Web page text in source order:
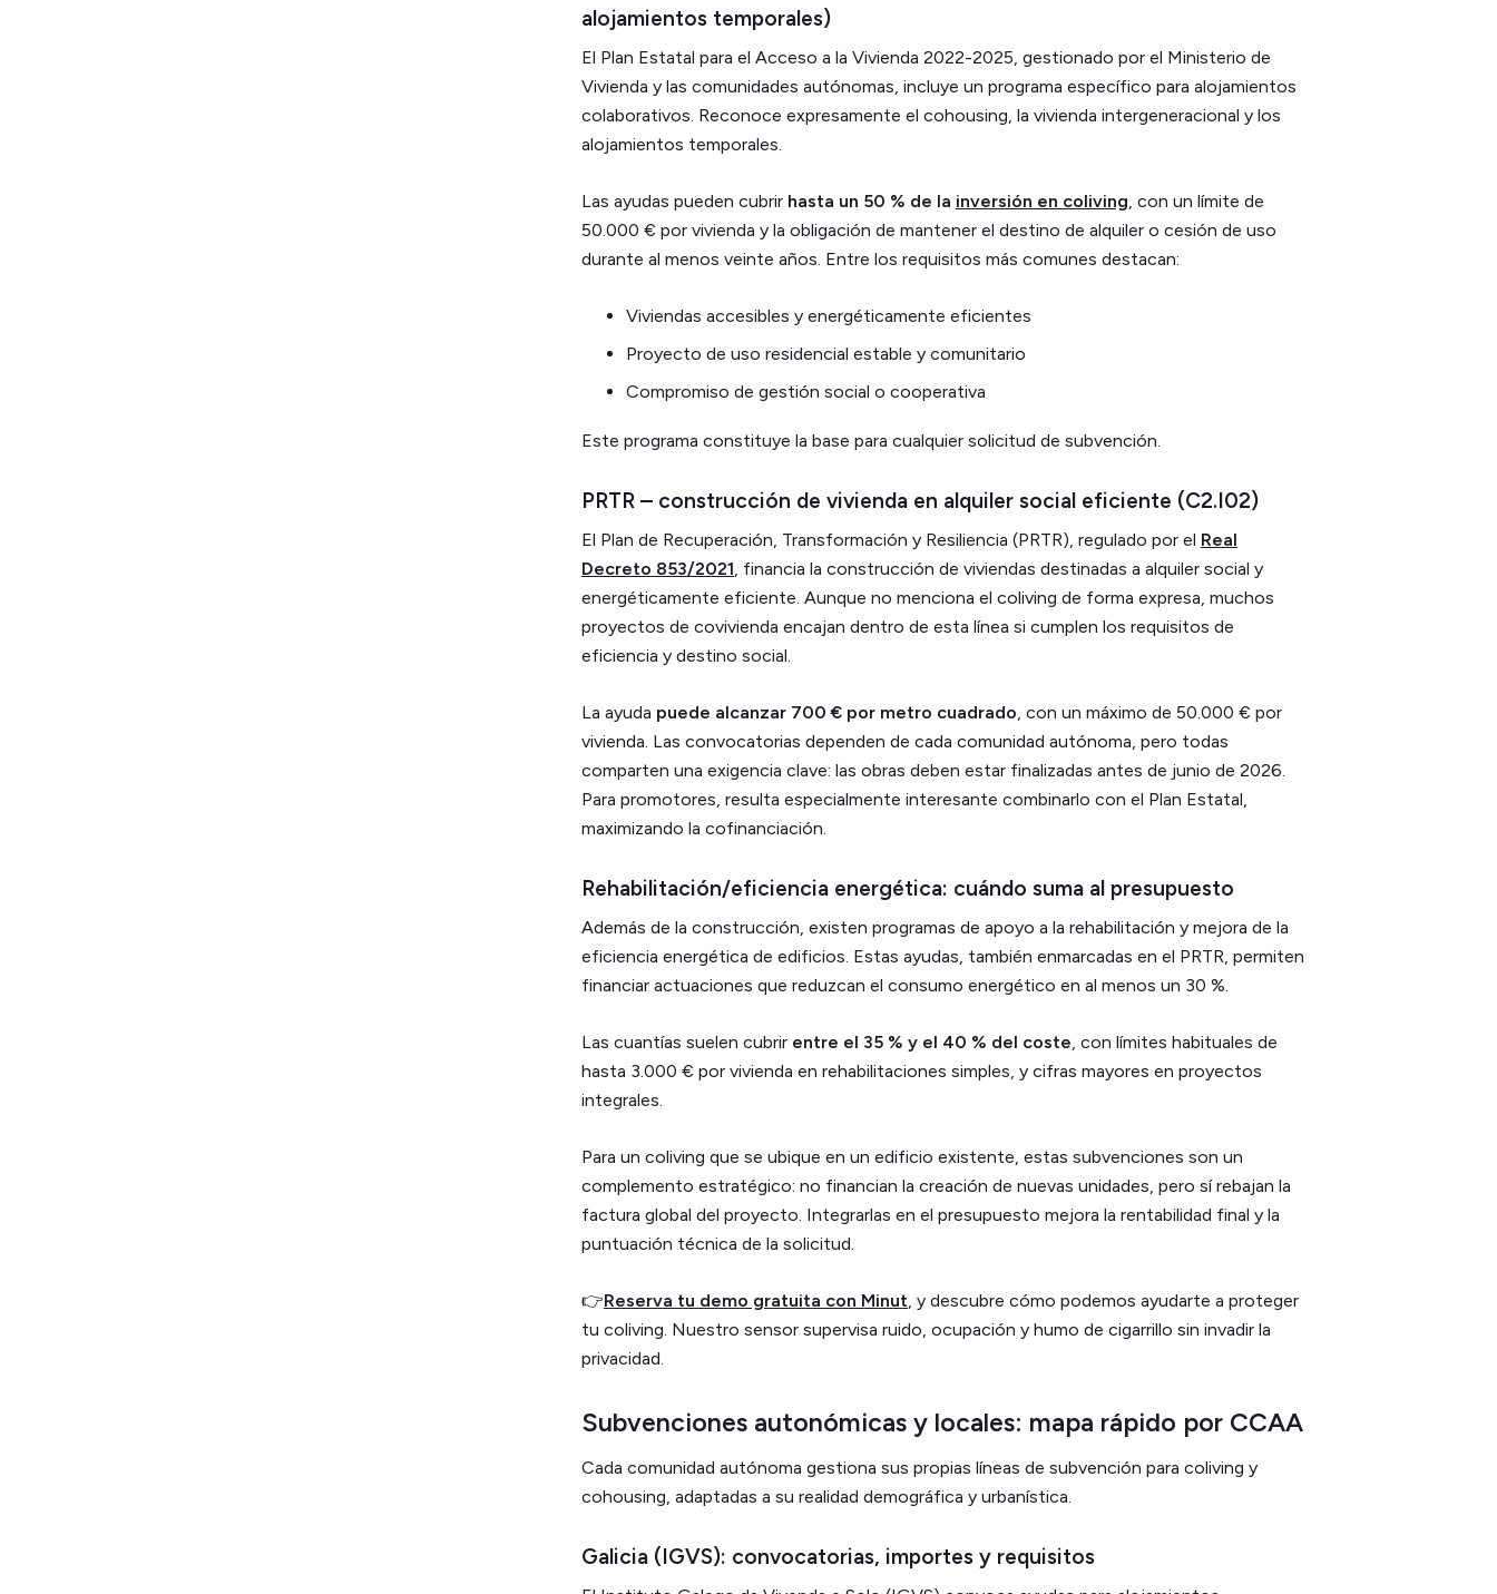
alojamientos temporales)
El Plan Estatal para el Acceso a la Vivienda 2022-2025, gestionado por el Ministerio de
Vivienda y las comunidades autónomas, incluye un programa específico para alojamientos
colaborativos. Reconoce expresamente el cohousing, la vivienda intergeneracional y los
alojamientos temporales.
Las ayudas pueden cubrir hasta un 50 % de la inversión en coliving, con un límite de
50.000 € por vivienda y la obligación de mantener el destino de alquiler o cesión de uso
durante al menos veinte años. Entre los requisitos más comunes destacan:
Viviendas accesibles y energéticamente eficientes
Proyecto de uso residencial estable y comunitario
Compromiso de gestión social o cooperativa
Este programa constituye la base para cualquier solicitud de subvención.
PRTR – construcción de vivienda en alquiler social eficiente (C2.I02)
El Plan de Recuperación, Transformación y Resiliencia (PRTR), regulado por el Real
Decreto 853/2021, financia la construcción de viviendas destinadas a alquiler social y
energéticamente eficiente. Aunque no menciona el coliving de forma expresa, muchos
proyectos de covivienda encajan dentro de esta línea si cumplen los requisitos de
eficiencia y destino social.
La ayuda puede alcanzar 700 € por metro cuadrado, con un máximo de 50.000 € por
vivienda. Las convocatorias dependen de cada comunidad autónoma, pero todas
comparten una exigencia clave: las obras deben estar finalizadas antes de junio de 2026.
Para promotores, resulta especialmente interesante combinarlo con el Plan Estatal,
maximizando la cofinanciación.
Rehabilitación/eficiencia energética: cuándo suma al presupuesto
Además de la construcción, existen programas de apoyo a la rehabilitación y mejora de la
eficiencia energética de edificios. Estas ayudas, también enmarcadas en el PRTR, permiten
financiar actuaciones que reduzcan el consumo energético en al menos un 30 %.
Las cuantías suelen cubrir entre el 35 % y el 40 % del coste, con límites habituales de
hasta 3.000 € por vivienda en rehabilitaciones simples, y cifras mayores en proyectos
integrales.
Para un coliving que se ubique en un edificio existente, estas subvenciones son un
complemento estratégico: no financian la creación de nuevas unidades, pero sí rebajan la
factura global del proyecto. Integrarlas en el presupuesto mejora la rentabilidad final y la
puntuación técnica de la solicitud.
👉Reserva tu demo gratuita con Minut, y descubre cómo podemos ayudarte a proteger
tu coliving. Nuestro sensor supervisa ruido, ocupación y humo de cigarrillo sin invadir la
privacidad.
Subvenciones autonómicas y locales: mapa rápido por CCAA
Cada comunidad autónoma gestiona sus propias líneas de subvención para coliving y
cohousing, adaptadas a su realidad demográfica y urbanística.
Galicia (IGVS): convocatorias, importes y requisitos